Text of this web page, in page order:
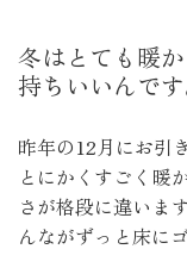
冬はとても暖
持ちいいんです
昨年の12月にお引
とにかくすごく暖
さが格段に違いま
んながずっと床に